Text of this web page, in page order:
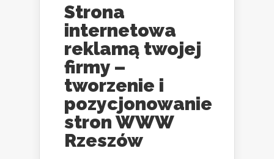
Strona
internetowa
reklamą twojej
firmy –
tworzenie i
pozycjonowanie
stron WWW
Rzeszów